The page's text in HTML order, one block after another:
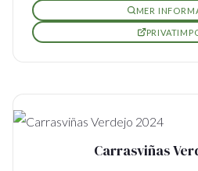
MER
Carrasviñas